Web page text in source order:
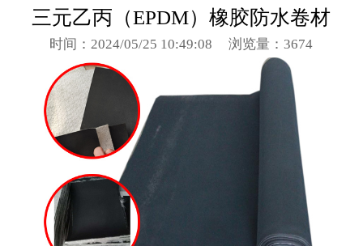
三元乙丙（EPDM）橡胶防水卷材
时间：2024/05/25 10:49:08 浏览量：3674